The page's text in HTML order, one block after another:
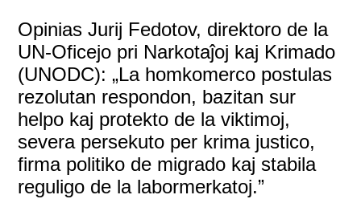
Opinias Jurij Fedotov, direktoro de la
UN-Oficejo pri Narkotaĵoj kaj Krimado
(UNODC): „La homkomerco postulas
rezolutan respondon, bazitan sur
helpo kaj protekto de la viktimoj,
severa persekuto per krima justico,
firma politiko de migrado kaj stabila
reguligo de la labormerkatoj.”